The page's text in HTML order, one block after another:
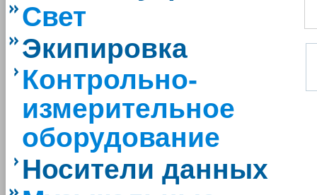
Свет
Экипировка
Контрольно-
измерительное
оборудование
Носители данных